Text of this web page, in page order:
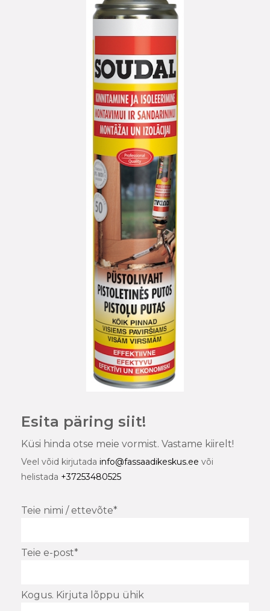
Esita päring siit!
Küsi hinda otse meie vormist. Vastame kiirelt!
Veel võid kirjutada info@fassaadikeskus.ee või
helistada +37253480525
Teie nimi / ettevõte*
Teie e-post*
Kogus. Kirjuta lõppu ühik